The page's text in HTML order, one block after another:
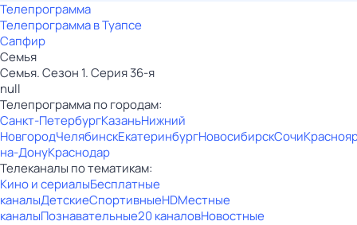
Телепрограмма
Телепрограмма в Туапсе
Сапфир
Семья
Семья. Сезон 1. Серия 36-я
null
Телепрограмма по городам:
Санкт-ПетербургКазаньНижний
НовгородЧелябинскЕкатеринбургНовосибирскСочи
на-ДонуКраснодар
Телеканалы по тематикам:
Кино и сериалыБесплатные
каналыДетскиеСпортивныеHDМестные
каналыПознавательные20 каналовНовостные